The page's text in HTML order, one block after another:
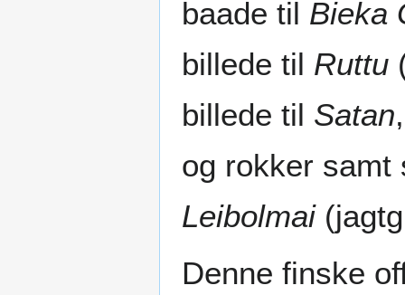
baade til Bieka
billede til Ruttu
billede til Satan
og rokker samt
Leibolmai
Denne finske